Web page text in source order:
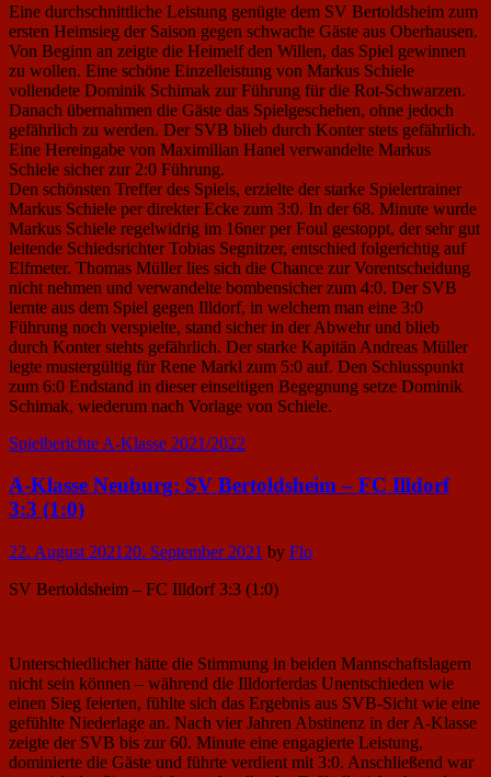
Eine durchschnittliche Leistung genügte dem SV Bertoldsheim zum
ersten Heimsieg der Saison gegen schwache Gäste aus Oberhausen.
Von Beginn an zeigte die Heimelf den Willen, das Spiel gewinnen
zu wollen. Eine schöne Einzelleistung von Markus Schiele
vollendete Dominik Schimak zur Führung für die Rot-Schwarzen.
Danach übernahmen die Gäste das Spielgeschehen, ohne jedoch
gefährlich zu werden. Der SVB blieb durch Konter stets gefährlich.
Eine Hereingabe von Maximilian Hanel verwandelte Markus
Schiele sicher zur 2:0 Führung.
Den schönsten Treffer des Spiels, erzielte der starke Spielertrainer
Markus Schiele per direkter Ecke zum 3:0. In der 68. Minute wurde
Markus Schiele regelwidrig im 16ner per Foul gestoppt, der sehr gut
leitende Schiedsrichter Tobias Segnitzer, entschied folgerichtig auf
Elfmeter. Thomas Müller lies sich die Chance zur Vorentscheidung
nicht nehmen und verwandelte bombensicher zum 4:0. Der SVB
lernte aus dem Spiel gegen Illdorf, in welchem man eine 3:0
Führung noch verspielte, stand sicher in der Abwehr und blieb
durch Konter stehts gefährlich. Der starke Kapitän Andreas Müller
legte mustergültig für Rene Markl zum 5:0 auf. Den Schlusspunkt
zum 6:0 Endstand in dieser einseitigen Begegnung setze Dominik
Schimak, wiederum nach Vorlage von Schiele.
Spielberichte A-Klasse 2021/2022
A-Klasse Neuburg: SV Bertoldsheim – FC Illdorf
3:3 (1:0)
Posted
22. August 2021 20. September 2021 by Flo
SV Bertoldsheim – FC Illdorf 3:3 (1:0)
Unterschiedlicher hätte die Stimmung in beiden Mannschaftslagern
nicht sein können – während die Illdorferdas Unentschieden wie
einen Sieg feierten, fühlte sich das Ergebnis aus SVB-Sicht wie eine
gefühlte Niederlage an. Nach vier Jahren Abstinenz in der A-Klasse
zeigte der SVB bis zur 60. Minute eine engagierte Leistung,
dominierte die Gäste und führte verdient mit 3:0. Anschließend war